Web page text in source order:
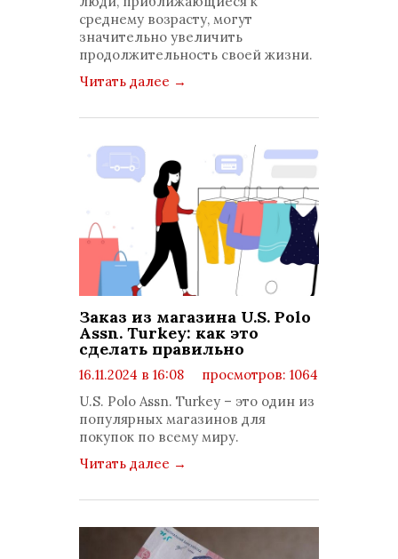
среднему возрасту, могут
значительно увеличить
продолжительность своей жизни.
Читать далее →
Заказ из магазина U.S. Polo
Assn. Turkey: как это
сделать правильно
16.11.2024 в 16:08
просмотров: 1064
комментариев: 0
U.S. Polo Assn. Turkey – это один из
популярных магазинов для
покупок по всему миру.
Читать далее →